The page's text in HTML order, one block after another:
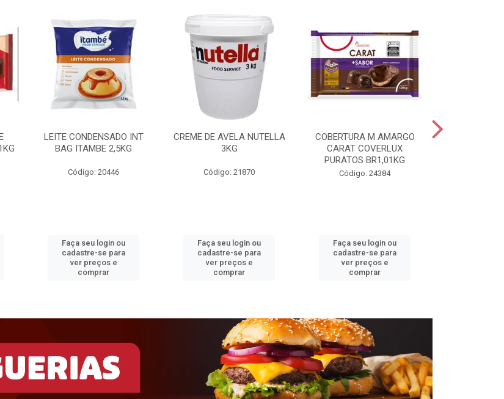
LEITE CONDENSADO INT
BAG ITAMBE 2,5KG
Código: 20446
Faça seu login ou
cadastre-se para
ver preços e
comprar
CREME DE AVELA NUTELLA
3KG
Código: 21870
Faça seu login ou
cadastre-se para
ver preços e
comprar
COBERTURA M AMARGO
CARAT COVERLUX
PURATOS BR1,01KG
Código: 24384
Faça seu login ou
cadastre-se para
ver preços e
comprar